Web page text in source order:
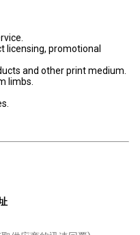
licensing, promotional
and other print medium.
limbs.